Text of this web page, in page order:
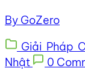
By GoZero
Giải Pháp
Nhật
0